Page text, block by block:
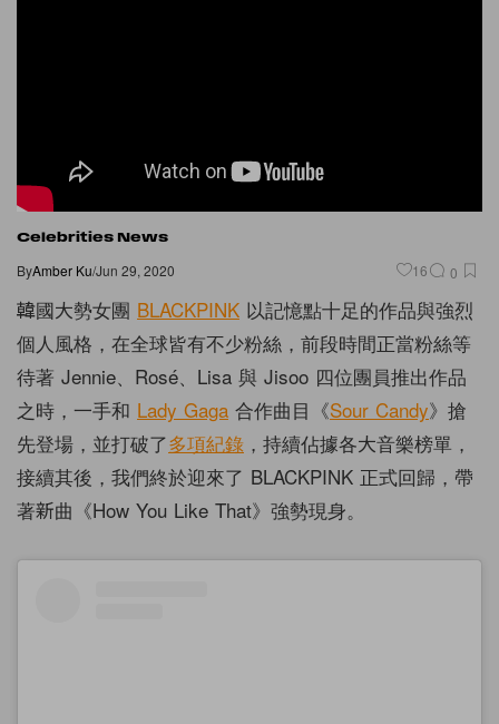
Celebrities News
ByAmber Ku/Jun 29, 2020 16 0
韓國大勢女團 BLACKPINK 以記憶點十足的作品與強烈
個人風格，在全球皆有不少粉絲，前段時間正當粉絲等
待著 Jennie、Rosé、Lisa 與 Jisoo 四位團員推出作品
之時，一手和 Lady Gaga 合作曲目《Sour Candy》搶
先登場，並打破了多項紀錄 ，持續佔據各大音樂榜單，
接續其後，我們終於迎來了 BLACKPINK 正式回歸，帶
著新曲《How You Like That》強勢現身。